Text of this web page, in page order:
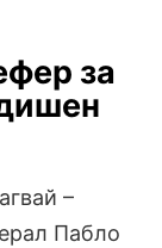
за
–
Пабло